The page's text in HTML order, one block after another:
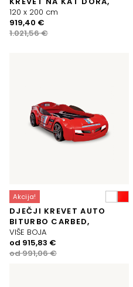
120 x 200 cm
1.021,56€
Izvorna
cijena
919,40 €
Trenutna
cijena
Akcija!
DJEČJI KREVET AUTO
BITURBO CARBED,
VIŠE BOJA
od991,06€
Izvorna
cijena
od 915,83 €
Trenutna
cijena